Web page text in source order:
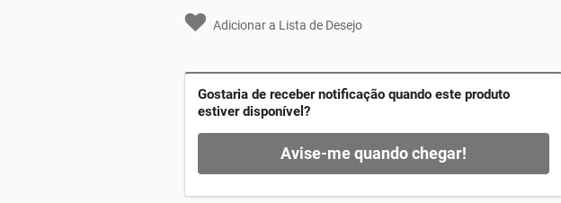
Adicionar a Lista de Desejo
Gostaria de receber notificação quando este produto
estiver disponível?
Avise-me quando chegar!